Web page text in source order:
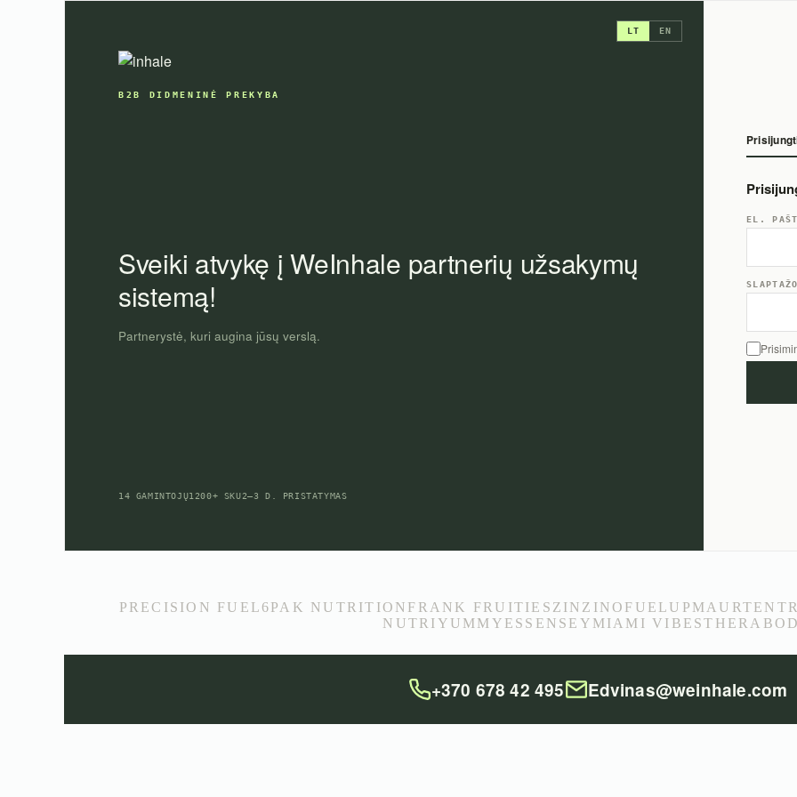
LT EN
B2B DIDMENINĖ PREKYBA
Sveiki atvykę į WeInhale partnerių užsakymų
sistemą!
Partnerystė, kuri augina jūsų verslą.
14 GAMINTOJŲ1200+ SKU2–3 D. PRISTATYMAS
EL.
PRECISION FUEL 6PAK NUTRITION FRANK FRUITIES ZINZINO FUELUP MAURTEN
NUTRIYUMMY ESSENSEY MIAMI VIBES
+370 678 42 495 Edvinas@weinhale.com